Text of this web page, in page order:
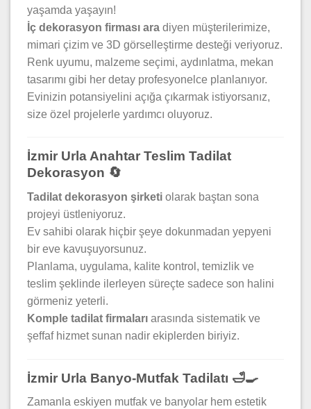
yaşamda yaşayın!
İç dekorasyon firması ara diyen müşterilerimize,
mimari çizim ve 3D görselleştirme desteği veriyoruz.
Renk uyumu, malzeme seçimi, aydınlatma, mekan
tasarımı gibi her detay profesyonelce planlanıyor.
Evinizin potansiyelini açığa çıkarmak istiyorsanız,
size özel projelerle yardımcı oluyoruz.
İzmir Urla Anahtar Teslim Tadilat
Dekorasyon 🔄
Tadilat dekorasyon şirketi olarak baştan sona
projeyi üstleniyoruz.
Ev sahibi olarak hiçbir şeye dokunmadan yepyeni
bir eve kavuşuyorsunuz.
Planlama, uygulama, kalite kontrol, temizlik ve
teslim şeklinde ilerleyen süreçte sadece son halini
görmeniz yeterli.
Komple tadilat firmaları arasında sistematik ve
şeffaf hizmet sunan nadir ekiplerden biriyiz.
İzmir Urla Banyo-Mutfak Tadilatı 🛁🍳
Zamanla eskiyen mutfak ve banyolar hem estetik